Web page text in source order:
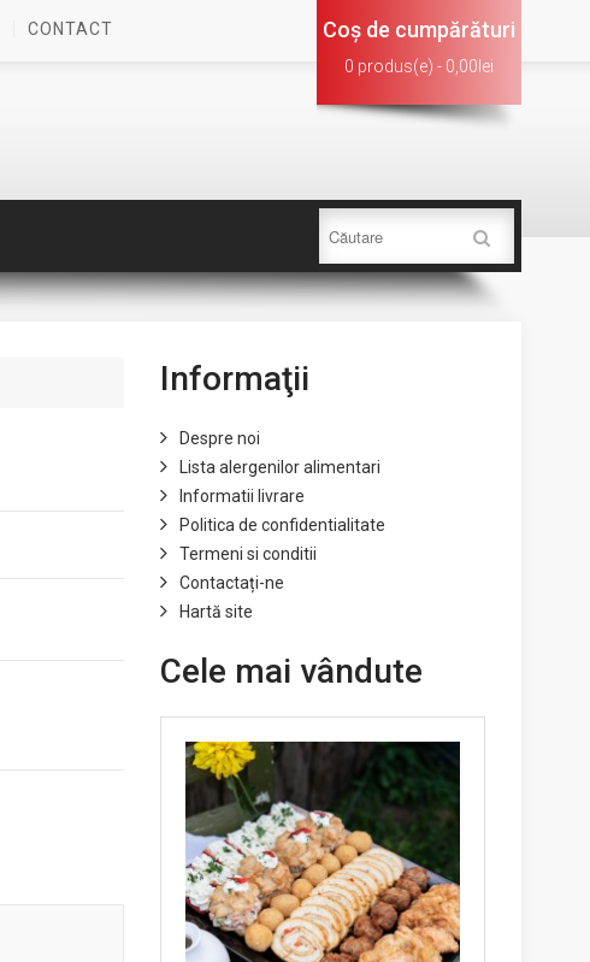
Coş de cumpărături
0 produs(e) - 0,00lei
CONTACT
Informaţii
Despre noi
Lista alergenilor alimentari
Informatii livrare
Politica de confidentialitate
Termeni si conditii
Contactați-ne
Hartă site
Cele mai vândute